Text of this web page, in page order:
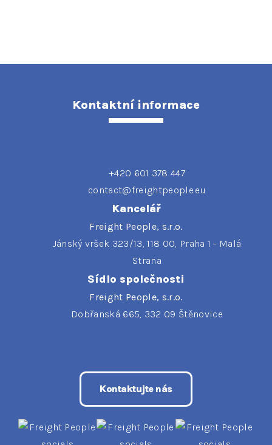
Kontaktní informace
+420 601 378 447
contact@freightpeople.eu
Kancelář
Freight People, s.r.o.
Jánský vršek 323/13, 118 00, Praha 1 - Malá
Strana
Sídlo společnosti
Freight People, s.r.o.
Dobřanská 665, 332 09 Štěnovice
Kontaktujte nás